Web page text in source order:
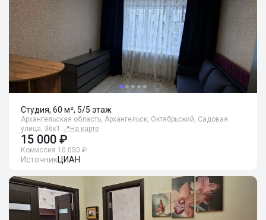
Студия, 60 м², 5/5 этаж
Архангельская область, Архангельск, Октябрьский, Садовая
улица, 36к1
📍 На карте
15 000 ₽
Комиссия 10 050 ₽
ИсточникЦИАН